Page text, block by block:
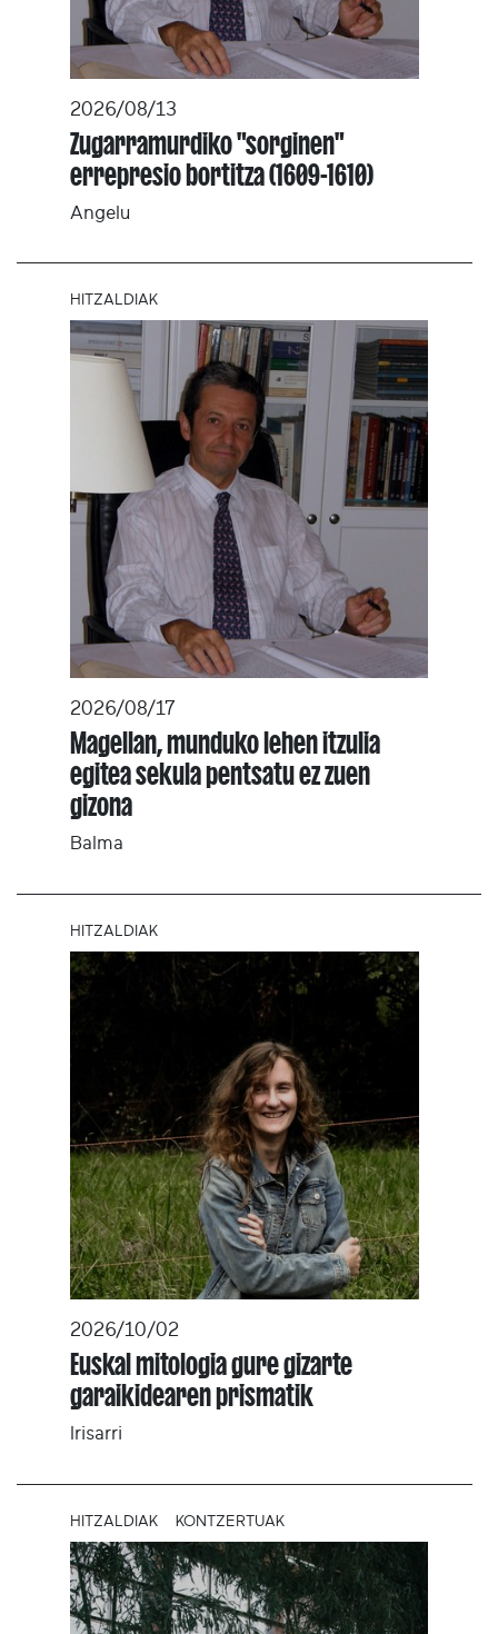
2026/08/13
Zugarramurdiko "sorginen"
errepresio bortitza (1609-1610)
Angelu
HITZALDIAK
2026/08/17
Magellan, munduko lehen itzulia
egitea sekula pentsatu ez zuen
gizona
Balma
HITZALDIAK
2026/10/02
Euskal mitologia gure gizarte
garaikidearen prismatik
Irisarri
HITZALDIAK KONTZERTUAK